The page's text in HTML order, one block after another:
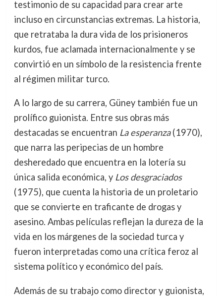
testimonio de su capacidad para crear arte
incluso en circunstancias extremas. La historia,
que retrataba la dura vida de los prisioneros
kurdos, fue aclamada internacionalmente y se
convirtió en un símbolo de la resistencia frente
al régimen militar turco.
A lo largo de su carrera, Güney también fue un
prolífico guionista. Entre sus obras más
destacadas se encuentran La esperanza(1970),
que narra las peripecias de un hombre
desheredado que encuentra en la lotería su
única salida económica, y Los desgraciados
(1975), que cuenta la historia de un proletario
que se convierte en traficante de drogas y
asesino. Ambas películas reflejan la dureza de la
vida en los márgenes de la sociedad turca y
fueron interpretadas como una crítica feroz al
sistema político y económico del país.
Además de su trabajo como director y guionista,